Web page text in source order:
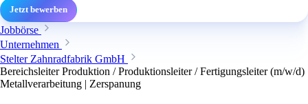
Jetzt bewerben
Jobbörse
Unternehmen
Stelter Zahnradfabrik GmbH
Bereichsleiter Produktion / Produktionsleiter / Fertigungsleiter (m/w/d)
Metallverarbeitung | Zerspanung